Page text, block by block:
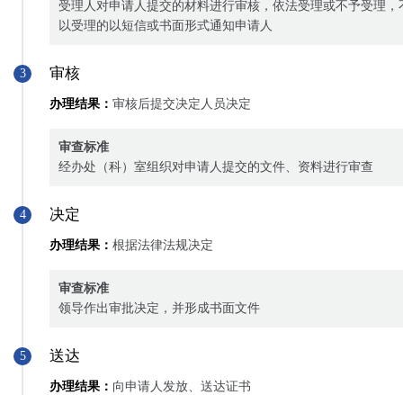
受理人对申请人提交的材料进行审核，依法受理或不予受理
以受理的以短信或书面形式通知申请人
3 审核
办理结果： 审核后提交决定人员决定
审查标准
经办处（科）室组织对申请人提交的文件、资料进行审查
4 决定
办理结果： 根据法律法规决定
审查标准
领导作出审批决定，并形成书面文件
5 送达
办理结果： 向申请人发放、送达证书